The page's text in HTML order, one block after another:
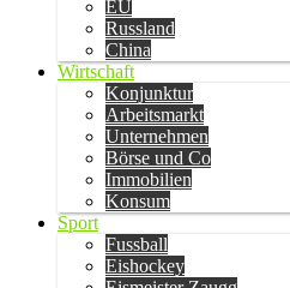
EU
Russland
China
Wirtschaft
Konjunktur
Arbeitsmarkt
Unternehmen
Börse und Co
Immobilien
Konsum
Sport
Fussball
Eishockey